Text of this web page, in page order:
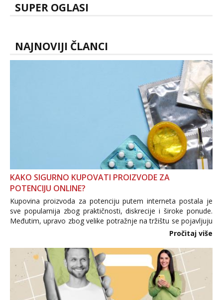
SUPER OGLASI
NAJNOVIJI ČLANCI
KAKO SIGURNO KUPOVATI PROIZVODE ZA
POTENCIJU ONLINE?
Kupovina proizvoda za potenciju putem interneta postala je
sve popularnija zbog praktičnosti, diskrecije i široke ponude.
Međutim, upravo zbog velike potražnje na tržištu se pojavljuju
i brojni krivotvoreni proizvodi, nepouzdane internetske
Pročitaj više